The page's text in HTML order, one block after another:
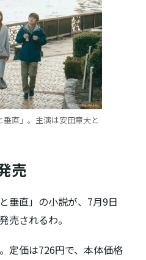
直」。主演は安田章大と
売
垂直」の小説が、7月9日
売されるわ。
定価は726円で、本体価格